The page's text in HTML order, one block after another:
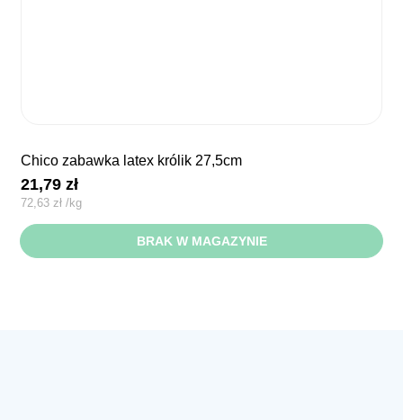
chico zabawka latex królik 27,5cm
21,79zł
72,63zł /kg
BRAK W MAGAZYNIE